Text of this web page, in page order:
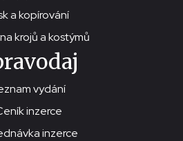
a kopírování
krojů a kostýmů
vydání
inzerce
inzerce